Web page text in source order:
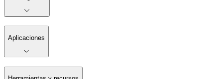
Aplicaciones